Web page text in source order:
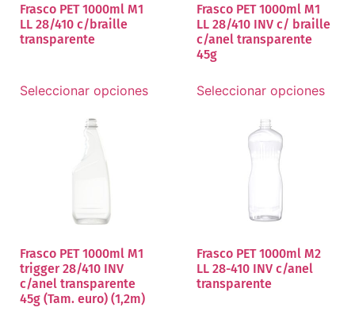
Frasco PET 1000ml M1
LL 28/410 c/braille
transparente
Seleccionar opciones
Frasco PET 1000ml M1
LL 28/410 INV c/ braille
c/anel transparente
45g
Seleccionar opciones
Frasco PET 1000ml M1
trigger 28/410 INV
c/anel transparente
45g (Tam. euro) (1,2m)
Frasco PET 1000ml M2
LL 28-410 INV c/anel
transparente